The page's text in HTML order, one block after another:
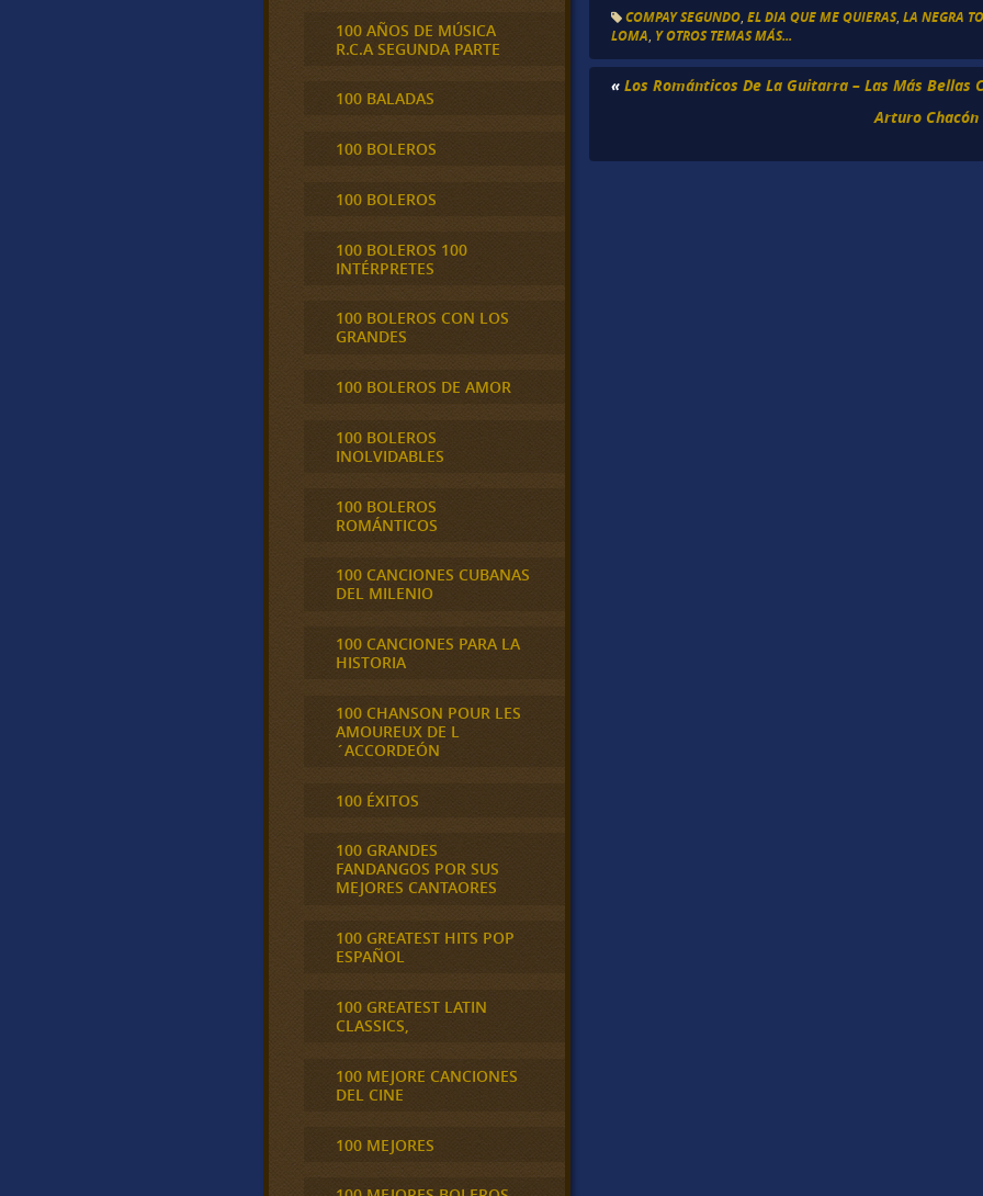
COMPAY SEGUNDO ,EL DIA QUE ME QUIERAS,LA NEGRA
LOMA Y OTROS TEMAS MÁS...
«Los Románticos De La Guitarra – Las Más Bellas
Arturo
100 AÑOS DE MÚSICA
R.C.A SEGUNDA PARTE
100 BALADAS
100 BOLEROS
100 BOLEROS
100 BOLEROS 100
INTÉRPRETES
100 BOLEROS CON LOS
GRANDES
100 BOLEROS DE AMOR
100 BOLEROS
INOLVIDABLES
100 BOLEROS
ROMÁNTICOS
100 CANCIONES CUBANAS
DEL MILENIO
100 CANCIONES PARA LA
HISTORIA
100 CHANSON POUR LES
AMOUREUX DE L
´ACCORDEÓN
100 ÉXITOS
100 GRANDES
FANDANGOS POR SUS
MEJORES CANTAORES
100 GREATEST HITS POP
ESPAÑOL
100 GREATEST LATIN
CLASSICS,
100 MEJORE CANCIONES
DEL CINE
100 MEJORES